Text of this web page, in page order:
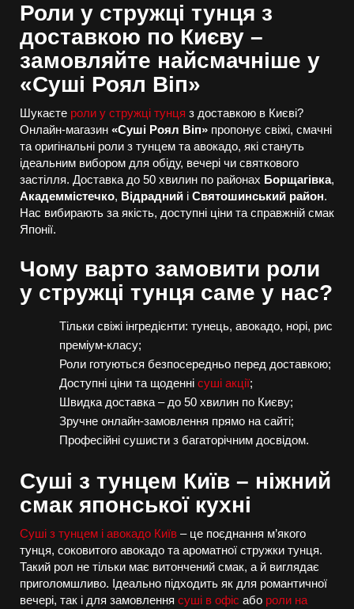
Роли у стружці тунця з
доставкою по Києву –
замовляйте найсмачніше у
«Суші Роял Віп»
Шукаєте роли у стружці тунця з доставкою в Києві?
Онлайн-магазин «Суші Роял Віп» пропонує свіжі, смачні
та оригінальні роли з тунцем та авокадо, які стануть
ідеальним вибором для обіду, вечері чи святкового
застілля. Доставка до 50 хвилин по районах Борщагівка,
Академмістечко, Відрадний і Святошинський район.
Нас вибирають за якість, доступні ціни та справжній смак
Японії.
Чому варто замовити роли
у стружці тунця саме у нас?
Тільки свіжі інгредієнти: тунець, авокадо, норі, рис
преміум-класу;
Роли готуються безпосередньо перед доставкою;
Доступні ціни та щоденні суші акції;
Швидка доставка – до 50 хвилин по Києву;
Зручне онлайн-замовлення прямо на сайті;
Професійні сушисти з багаторічним досвідом.
Суші з тунцем Київ – ніжний
смак японської кухні
Суші з тунцем і авокадо Київ – це поєднання м’якого
тунця, соковитого авокадо та ароматної стружки тунця.
Такий рол не тільки має витончений смак, а й виглядає
приголомшливо. Ідеально підходить як для романтичної
вечері, так і для замовлення суші в офіс або роли на